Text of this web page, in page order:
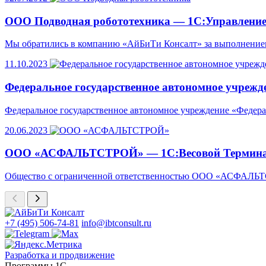
ООО Подводная робототехника —
Мы обратились в компанию «АйБиТи Консалт» за
11.10.2023
Федеральное государственное автономное
Федеральное государственное автономное учреждение
20.06.2023
ООО «АСФАЛЬТСТРОЙ» — 1С:Весовой
Общество с ограниченной ответственностью ООО
+7 (495) 506-74-81 info@ibtconsult.ru
Разработка и продвижение